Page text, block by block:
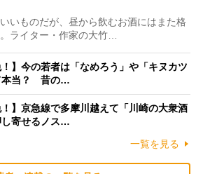
いものだが、昼から飲むお酒にはまた格
ライター・作家の大竹…
！】今の若者は「なめろう」や「キヌカツ
本当？ 昔の…
！】京急線で多摩川越えて「川崎の大衆酒
寄せるノス…
一覧を見る